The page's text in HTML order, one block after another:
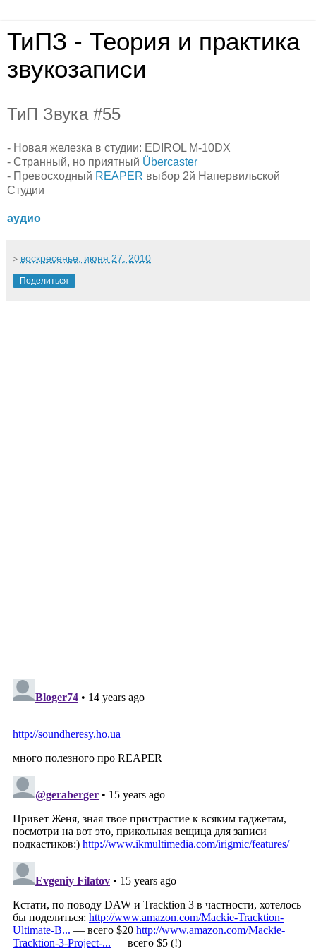
ТиПЗ - Теория и практика
звукозаписи
ТиП Звука #55
- Новая железка в студии: EDIROL M-10DX
- Странный, но приятный Übercaster
- Превосходный REAPER выбор 2й Напервильской
Студии
аудио
▹ воскресенье, июня 27, 2010
Поделиться